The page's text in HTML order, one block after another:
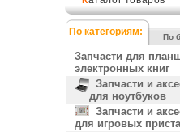
По категориям: По
Запчасти для
электронных книг
Запчасти и
для ноутбуков
Запчасти и
для игровых